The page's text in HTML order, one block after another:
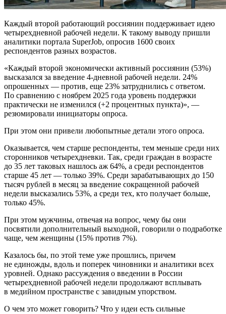
Каждый второй работающий россиянин поддерживает идею
четырехдневной рабочей недели. К такому выводу пришли
аналитики портала SuperJob, опросив 1600 своих
респондентов разных возрастов.
«Каждый второй экономически активный россиянин (53%)
высказался за введение 4-дневной рабочей недели. 24%
опрошенных — против, еще 23% затруднились с ответом.
По сравнению с ноябрем 2025 года уровень поддержки
практически не изменился (+2 процентных пункта)», —
резюмировали инициаторы опроса.
При этом они привели любопытные детали этого опроса.
Оказывается, чем старше респонденты, тем меньше среди них
сторонников четырехдневки. Так, среди граждан в возрасте
до 35 лет таковых нашлось аж 64%, а среди респондентов
старше 45 лет — только 39%. Среди зарабатывающих до 150
тысяч рублей в месяц за введение сокращенной рабочей
недели высказались 53%, а среди тех, кто получает больше,
только 45%.
При этом мужчины, отвечая на вопрос, чему бы они
посвятили дополнительный выходной, говорили о подработке
чаще, чем женщины (15% против 7%).
Казалось бы, по этой теме уже прошлись, причем
не единожды, вдоль и поперек чиновники и аналитики всех
уровней. Однако рассуждения о введении в России
четырехдневной рабочей недели продолжают всплывать
в медийном пространстве с завидным упорством.
О чем это может говорить? Что у идеи есть сильные